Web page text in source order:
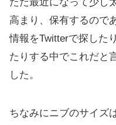
高まり、保有するので
情報をTwitterで探した
たりする中でこれだと
した。
ちなみにニブのサイズ